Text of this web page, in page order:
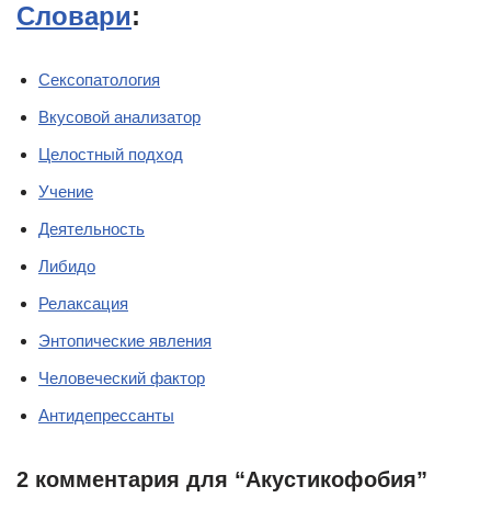
Словари:
Сексопатология
Вкусовой анализатор
Целостный подход
Учение
Деятельность
Либидо
Релаксация
Энтопические явления
Человеческий фактор
Антидепрессанты
2 комментария для “Акустикофобия”